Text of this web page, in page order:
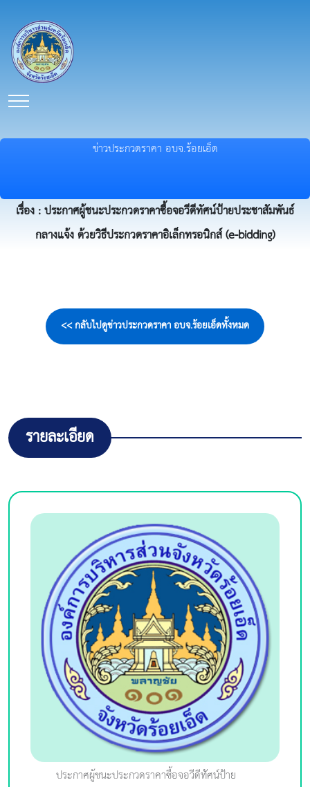
ข่าวประกวดราคา อบจ.ร้อยเอ็ด
เรื่อง : ประกาศผู้ชนะประกวดราคาซื้อจอวีดีทัศน์ป้ายประชาสัมพันธ์
กลางแจ้ง ด้วยวิธีประกวดราคาอิเล็กทรอนิกส์ (e-bidding)
<< กลับไปดูข่าวประกวดราคา อบจ.ร้อยเอ็ดทั้งหมด
รายละเอียด
ประกาศผู้ชนะประกวดราคาซื้อจอวีดีทัศน์ป้าย